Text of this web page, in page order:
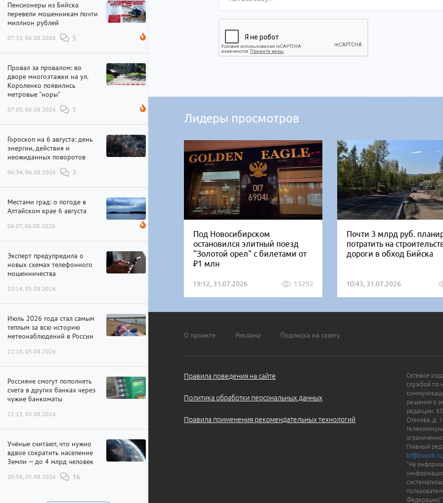
Пенсионеры из Бийска
перевели мошенникам почти
миллион рублей
07:33, 06.08.2026 5
Провал за провалом: во
дворе многоэтажки на ул.
Короленко появились
метровые "норы"
07:05, 06.08.2026 1
Гороскоп на 6 августа: день
энергии, действия и
неожиданных поворотов
06:34, 06.08.2026 3
Местами град: о погоде в
Алтайском крае 6 августа
06:07, 06.08.2026
Эксперт предупредила о
новых схемах телефонного
мошенничества
23:14, 05.08.2026
Июль 2026 года стал самым
теплым за всю историю
метеонаблюдений в России
22:18, 05.08.2026
Россияне смогут пополнять
счета в других банках через
чужие банкоматы
21:13, 05.08.2026
Учёные считают, что нужно
вдвое сократить население
Земли — до 4 млрд человек
20:36, 05.08.2026 16
Лидеры просмотров
Под Новосибирском
остановился элитный поезд
"Золотой орел" с билетами от
₽1 млн
19:12, 31.07.2026 15292
Почти 3 млрд руб.
потратить на
дороги в обход Бийска
10:43, 31.07.2026
О проекте Реклама Подписка на газету
Правила поведения на сайте
Политика обработки персональных данных
Правила применения рекомендательных технологий
Сетевое
службой по
решения о
редакции:
Спекова, д.
Главный
br@biwork.ru
"На